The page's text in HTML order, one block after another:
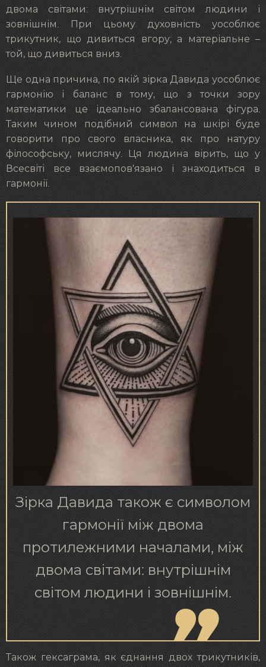
двома світами: внутрішнім світом людини і
зовнішнім. При цьому духовність уособлює
трикутник, що дивиться вгору; а матеріальне –
той, що дивиться вниз.
Ще одна причина, по якій зірка Давида уособлює
гармонію і баланс в тому, що з точки зору
математики це ідеально збалансована фігура.
Таким чином подібний символ на шкірі буде
говорити про свого власника, як про натуру
філософську, мислячу. Ця людина вірить, що у
Всесвіті все взаємопов’язано і знаходиться в
гармонії.
Зірка Давида також є символом
гармонії між двома
протилежними началами, між
двома світами: внутрішнім
світом людини і зовнішнім.
Також гексаграма, як єднання двох трикутників,